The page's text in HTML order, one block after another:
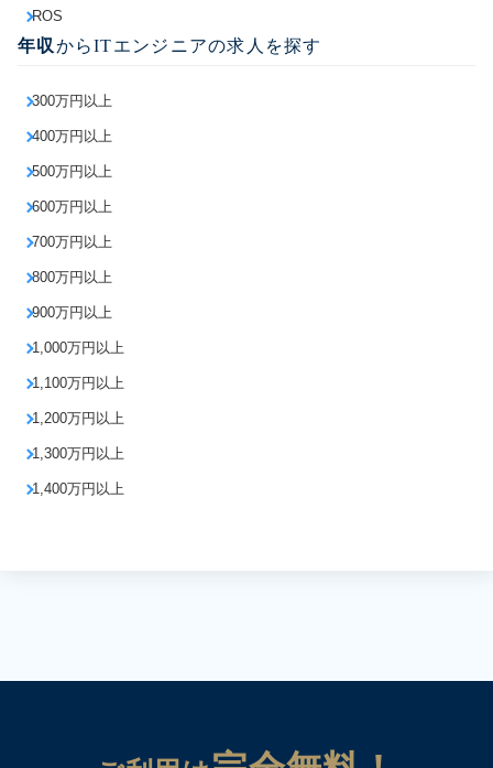
ROS
年収からITエンジニアの求人を探す
300万円以上
400万円以上
500万円以上
600万円以上
700万円以上
800万円以上
900万円以上
1,000万円以上
1,100万円以上
1,200万円以上
1,300万円以上
1,400万円以上